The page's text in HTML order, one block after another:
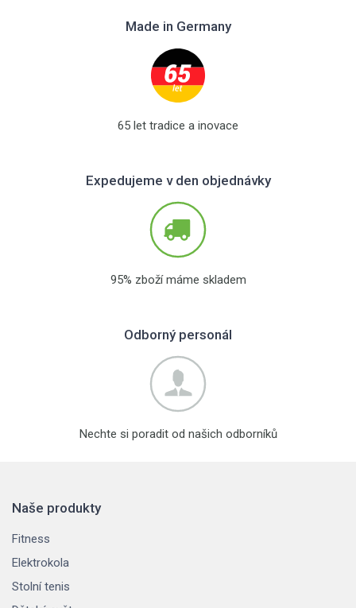
Made in Germany
65 let tradice a inovace
Expedujeme v den objednávky
95% zboží máme skladem
Odborný personál
Nechte si poradit od našich odborníků
Naše produkty
Fitness
Elektrokola
Stolní tenis